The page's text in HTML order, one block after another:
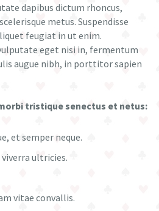
dapibus dictum rhoncus,
metus. Suspendisse
feugiat in ut enim.
eget nisi in, fermentum
augue nibh, in porttitor sapien
tristique senectus et netus:
et semper neque.
ultricies.
vitae convallis.